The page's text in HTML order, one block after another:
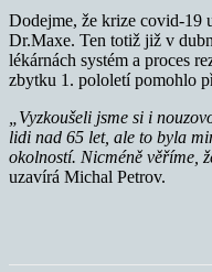
Dodejme, že krize covid-19
Dr.Maxe. Ten totiž již v
lékárnách systém a proces
zbytku 1. pololetí pomohlo
„Vyzkoušeli jsme si i
lidi nad 65 let, ale to byla
okolností. Nicméně věříme,
uzavírá Michal Petrov.